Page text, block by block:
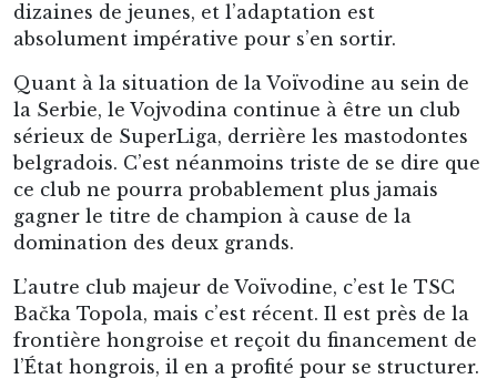
dizaines de jeunes, et l’adaptation est
absolument impérative pour s’en sortir.
Quant à la situation de la Voïvodine au sein de
la Serbie, le Vojvodina continue à être un club
sérieux de SuperLiga, derrière les mastodontes
belgradois. C’est néanmoins triste de se dire que
ce club ne pourra probablement plus jamais
gagner le titre de champion à cause de la
domination des deux grands.
L’autre club majeur de Voïvodine, c’est le TSC
Bačka Topola, mais c’est récent. Il est près de la
frontière hongroise et reçoit du financement de
l’État hongrois, il en a profité pour se structurer.